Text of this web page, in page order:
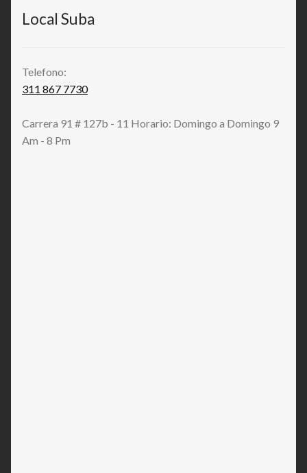
Local Suba
Telefono:
311 867 7730
Carrera 91 # 127b - 11 Horario: Domingo a Domingo 9
Am - 8 Pm